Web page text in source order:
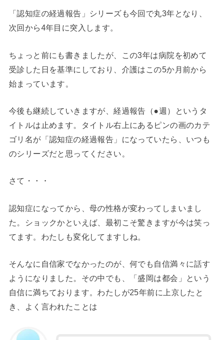
「認知症の経過報告」シリーズも今回で丸3年となり、
次回から4年目に突入します。
ちょっと前にも書きましたが、この3年は病院を初めて
受診した日を基準にしており、介護はこの5か月前から
始まっています。
今後も継続していきますが、経過報告（●週）というタ
イトルは止めます。タイトル右上にあるピンの画のカテ
ゴリ名が「認知症の経過報告」になっていたら、いつも
のシリーズだと思ってください。
さて・・・
認知症になってから、母の性格が変わってしまいまし
た。ショックかといえば、最初こそ驚きますが今は笑っ
てます。わたしも変化してますしね。
そんなに自信家でなかったのが、何でも自信満々に話す
ようになりました。その中でも、「盛岡は都会」という
自信に満ちております。わたしが25年前に上京したと
き、よく言われたことは